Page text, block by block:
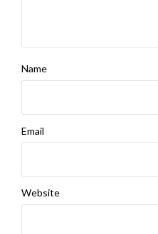
Name
Email
Website